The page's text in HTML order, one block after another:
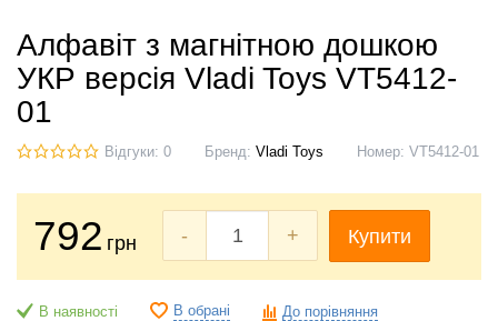
Алфавіт з магнітною дошкою
УКР версія Vladi Toys VT5412-
01
Відгуки: 0 Бренд: Vladi Toys Номер: VT5412-01
792 грн - + Купити
В наявності В обрані До порівняння